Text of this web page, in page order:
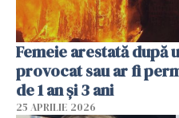
Femeie arestată după
provocat sau ar fi
de 1 an și 3 ani
25 APRILIE 2026